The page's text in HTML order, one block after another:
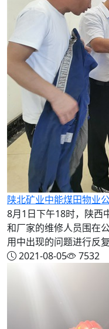
陕北矿业中能煤田物业
8月1日下午18时，陕西
和厂家的维修人员围在
用中出现的问题进行反
2021-08-05
7532